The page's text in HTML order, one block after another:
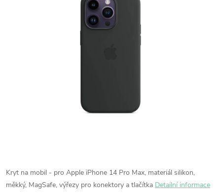
Kryt na mobil - pro Apple iPhone 14 Pro Max, materiál silikon,
měkký, MagSafe, výřezy pro konektory a tlačítka Detailní informace